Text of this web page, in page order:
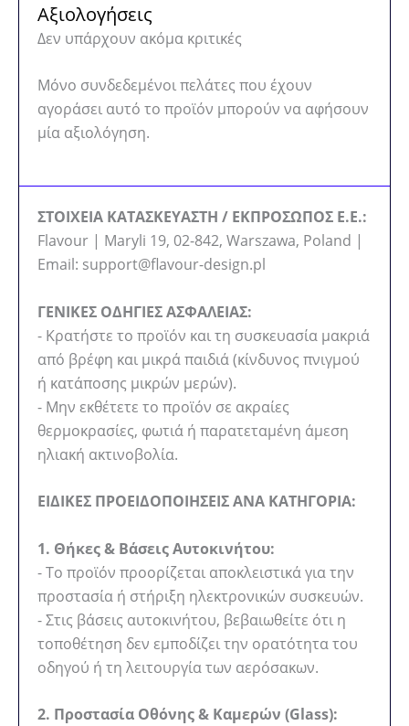
Αξιολογήσεις
Δεν υπάρχουν ακόμα κριτικές
Μόνο συνδεδεμένοι πελάτες που έχουν
αγοράσει αυτό το προϊόν μπορούν να αφήσουν
μία αξιολόγηση.
ΣΤΟΙΧΕΙΑ ΚΑΤΑΣΚΕΥΑΣΤΗ / ΕΚΠΡΟΣΩΠΟΣ Ε.Ε.:
Flavour | Maryli 19, 02-842, Warszawa, Poland |
Email: support@flavour-design.pl
ΓΕΝΙΚΕΣ ΟΔΗΓΙΕΣ ΑΣΦΑΛΕΙΑΣ:
- Κρατήστε το προϊόν και τη συσκευασία μακριά
από βρέφη και μικρά παιδιά (κίνδυνος πνιγμού
ή κατάποσης μικρών μερών).
- Μην εκθέτετε το προϊόν σε ακραίες
θερμοκρασίες, φωτιά ή παρατεταμένη άμεση
ηλιακή ακτινοβολία.
ΕΙΔΙΚΕΣ ΠΡΟΕΙΔΟΠΟΙΗΣΕΙΣ ΑΝΑ ΚΑΤΗΓΟΡΙΑ:
1. Θήκες & Βάσεις Αυτοκινήτου:
- Το προϊόν προορίζεται αποκλειστικά για την
προστασία ή στήριξη ηλεκτρονικών συσκευών.
- Στις βάσεις αυτοκινήτου, βεβαιωθείτε ότι η
τοποθέτηση δεν εμποδίζει την ορατότητα του
οδηγού ή τη λειτουργία των αερόσακων.
2. Προστασία Οθόνης & Καμερών (Glass):